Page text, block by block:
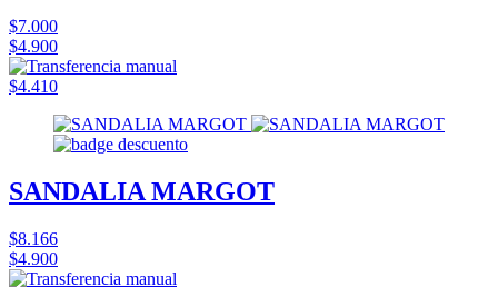
$7.000
$4.900
$4.410
SANDALIA MARGOT
$8.166
$4.900